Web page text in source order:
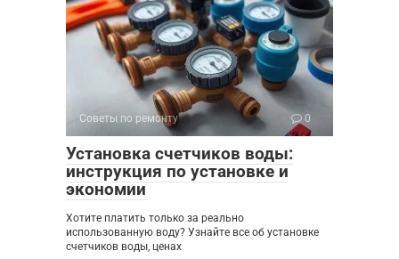
Советы по ремонту 0
Установка счетчиков воды:
инструкция по установке и
экономии
Хотите платить только за реально
использованную воду? Узнайте все об установке
счетчиков воды, ценах